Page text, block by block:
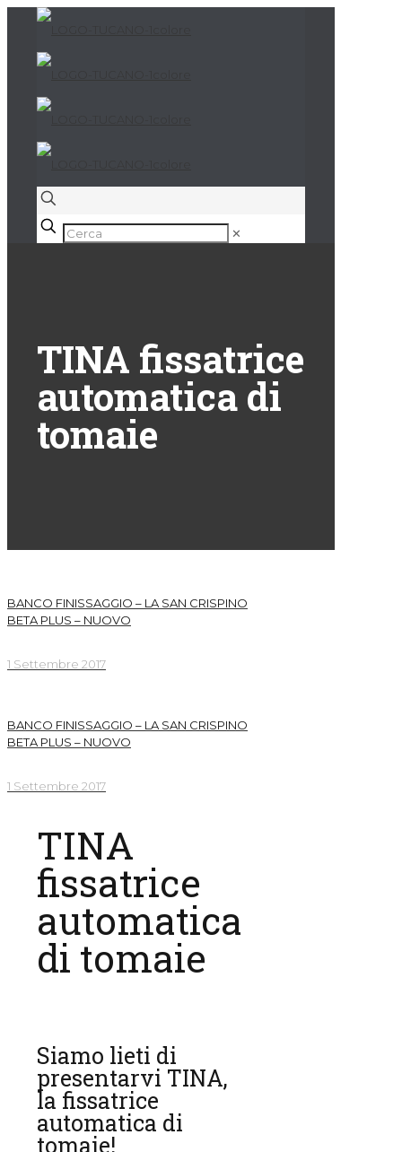
✕
TINA fissatrice
automatica di
tomaie
BANCO FINISSAGGIO – LA SAN CRISPINO
BETA PLUS – NUOVO
1 Settembre 2017
BANCO FINISSAGGIO – LA SAN CRISPINO
BETA PLUS – NUOVO
1 Settembre 2017
TINA
fissatrice
automatica
di tomaie
Siamo lieti di
presentarvi TINA,
la fissatrice
automatica di
tomaie!